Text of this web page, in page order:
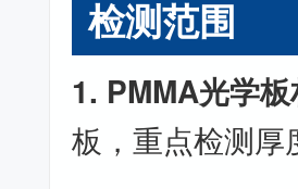
检测范围
1. PMMA光学板
板，重点检测厚